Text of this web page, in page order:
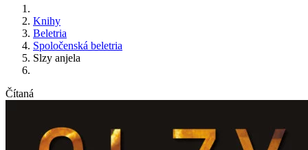
Knihy
Beletria
Spoločenská beletria
Slzy anjela
Čítaná